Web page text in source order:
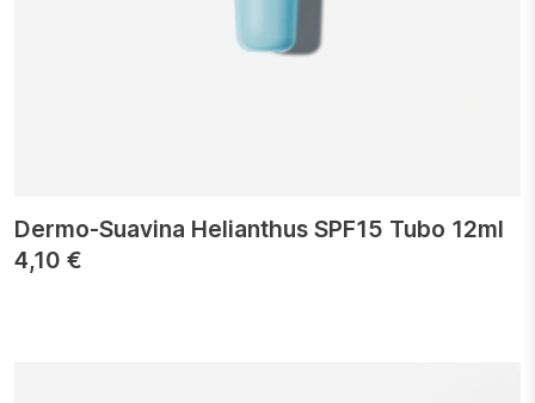
Dermo-Suavina Helianthus SPF15 Tubo 12ml
4,10 €